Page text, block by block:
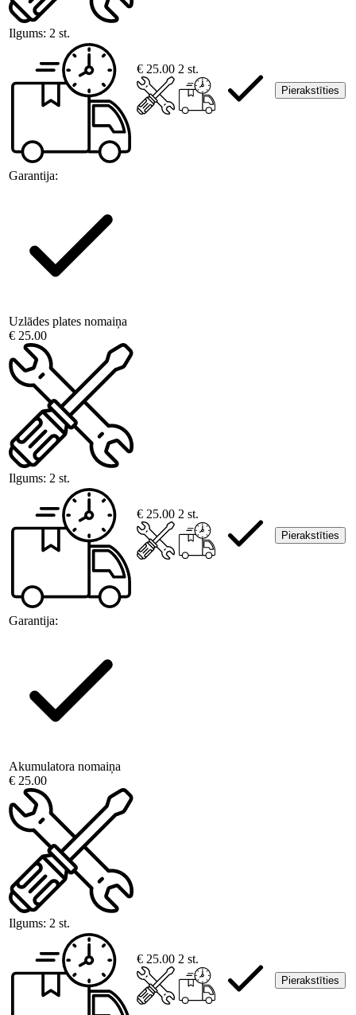
Ilgums: 2 st.
Garantija:
€ 25.00 2 st.
Pierakstīties
Uzlādes plates nomaiņa
€ 25.00
Ilgums: 2 st.
Garantija:
€ 25.00 2 st.
Pierakstīties
Akumulatora nomaiņa
€ 25.00
Ilgums: 2 st.
€ 25.00 2 st.
Pierakstīties